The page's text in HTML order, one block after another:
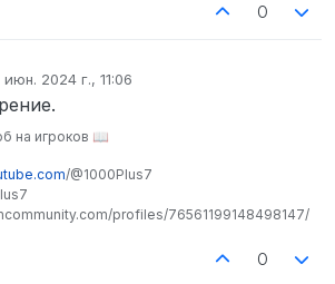
0
июн. 2024 г., 11:06
на игроков 📖
/@1000Plus7
profiles/76561199148498147/
0